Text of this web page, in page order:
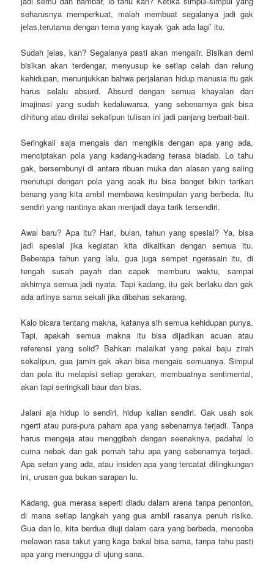
seharusnya memperkuat, malah membuat segalanya jadi gak
jelas,terutama dengan tema yang kayak ‘gak ada lagi’ itu.
Sudah jelas, kan? Segalanya pasti akan mengalir. Bisikan demi
bisikan akan terdengar, menyusup ke setiap celah dan relung
kehidupan, menunjukkan bahwa perjalanan hidup manusia itu gak
harus selalu absurd. Absurd dengan semua khayalan dan
imajinasi yang sudah kedaluwarsa, yang sebenarnya gak bisa
dihitung atau dinilai sekalipun tulisan ini jadi panjang berbait-bait.
Seringkali saja mengais dan mengikis dengan apa yang ada,
menciptakan pola yang kadang-kadang terasa biadab. Lo tahu
gak, bersembunyi di antara ribuan muka dan alasan yang saling
menutupi dengan pola yang acak itu bisa banget bikin tarikan
benang yang kita ambil membawa kesimpulan yang berbeda. Itu
sendiri yang nantinya akan menjadi daya tarik tersendiri.
Awal baru? Apa itu? Hari, bulan, tahun yang spesial? Ya, bisa
jadi spesial jika kegiatan kita dikaitkan dengan semua itu.
Beberapa tahun yang lalu, gua juga sempet ngerasain itu, di
tengah susah payah dan capek memburu waktu, sampai
akhirnya semua jadi nyata. Tapi kadang, itu gak berlaku dan gak
ada artinya sama sekali jika dibahas sekarang.
Kalo bicara tentang makna, katanya sih semua kehidupan punya.
Tapi, apakah semua makna itu bisa dijadikan acuan atau
referensi yang solid? Bahkan malaikat yang pakai baju zirah
sekalipun, gua jamin gak akan bisa mengais semuanya. Simpul
dan pola itu melapisi setiap gerakan, membuatnya sentimental,
akan tapi seringkali baur dan bias.
Jalani aja hidup lo sendiri, hidup kalian sendiri. Gak usah sok
ngerti atau pura-pura paham apa yang sebenarnya terjadi. Tanpa
harus mengeja atau menggibah dengan seenaknya, padahal lo
cuma nebak dan gak pernah tahu apa yang sebenarnya terjadi.
Apa setan yang ada, atau insiden apa yang tercatat dilingkungan
ini, urusan gua bukan sarapan lu.
Kadang, gua merasa seperti diadu dalam arena tanpa penonton,
di mana setiap langkah yang gua ambil rasanya penuh risiko.
Gua dan lo, kita berdua diuji dalam cara yang berbeda, mencoba
melawan rasa takut yang kaga bakal bisa sama, tanpa tahu pasti
apa yang menunggu di ujung sana.